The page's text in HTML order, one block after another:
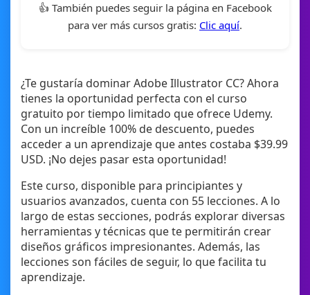
👍 También puedes seguir la página en Facebook
para ver más cursos gratis: Clic aquí.
¿Te gustaría dominar Adobe Illustrator CC? Ahora
tienes la oportunidad perfecta con el curso
gratuito por tiempo limitado que ofrece Udemy.
Con un increíble 100% de descuento, puedes
acceder a un aprendizaje que antes costaba $39.99
USD. ¡No dejes pasar esta oportunidad!
Este curso, disponible para principiantes y
usuarios avanzados, cuenta con 55 lecciones. A lo
largo de estas secciones, podrás explorar diversas
herramientas y técnicas que te permitirán crear
diseños gráficos impresionantes. Además, las
lecciones son fáciles de seguir, lo que facilita tu
aprendizaje.